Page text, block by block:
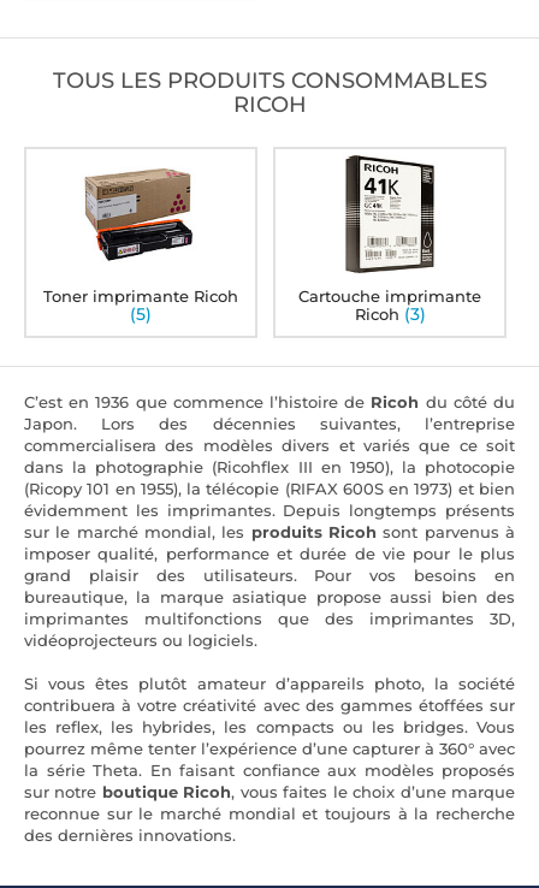
C’est en 1936 que commence l’histoire de Ricoh du côté du
Japon. Lors des décennies suivantes, l’entreprise
commercialisera des modèles divers et variés que ce soit
dans la photographie (Ricohflex III en 1950), la photocopie
(Ricopy 101 en 1955), la télécopie (RIFAX 600S en 1973) et bien
évidemment les imprimantes. Depuis longtemps présents
sur le marché mondial, les produits Ricoh sont parvenus à
imposer qualité, performance et durée de vie pour le plus
grand plaisir des utilisateurs. Pour vos besoins en
bureautique, la marque asiatique propose aussi bien des
imprimantes multifonctions que des imprimantes 3D,
vidéoprojecteurs ou logiciels.
Si vous êtes plutôt amateur d’appareils photo, la société
contribuera à votre créativité avec des gammes étoffées sur
les reflex, les hybrides, les compacts ou les bridges. Vous
pourrez même tenter l’expérience d’une capturer à 360° avec
la série Theta. En faisant confiance aux modèles proposés
sur notre boutique Ricoh, vous faites le choix d’une marque
reconnue sur le marché mondial et toujours à la recherche
des dernières innovations.
TOUS LES PRODUITS CONSOMMABLES
RICOH
Toner imprimante Ricoh
(5)
Cartouche imprimante
Ricoh (3)